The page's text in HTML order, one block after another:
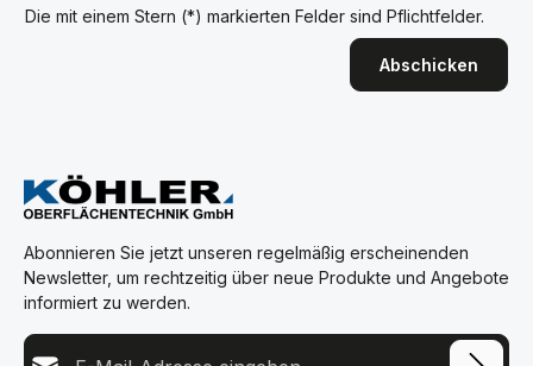
Die mit einem Stern (*) markierten Felder sind Pflichtfelder.
Abschicken
Abonnieren Sie jetzt unseren regelmäßig erscheinenden
Newsletter, um rechtzeitig über neue Produkte und Angebote
informiert zu werden.
E-Mail-Adresse*